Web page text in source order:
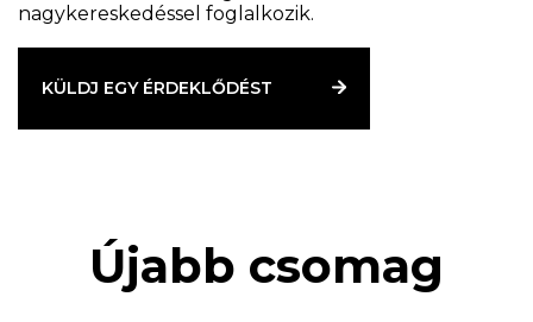
nagykereskedéssel foglalkozik.
KÜLDJ EGY ÉRDEKLŐDÉST
Újabb csomag